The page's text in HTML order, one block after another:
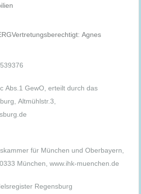
Vertretungsberechtigt: Agnes
Abs.1 GewO, erteilt durch das
Altmühlstr.3,
für München und Oberbayern,
München, www.ihk-muenchen.de
Regensburg